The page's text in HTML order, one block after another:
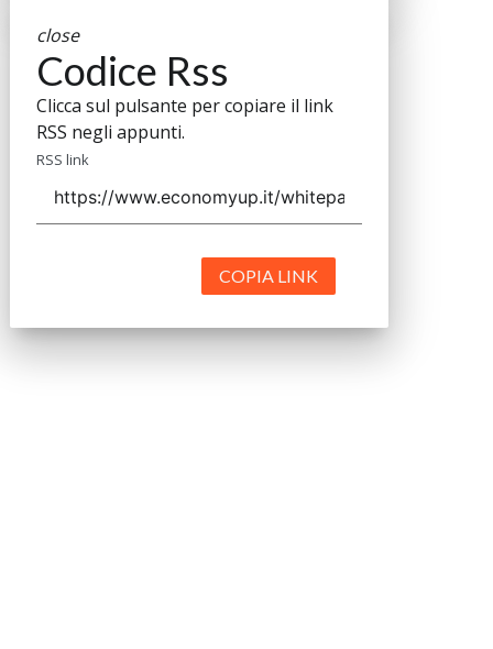
close
Codice Rss
Clicca sul pulsante per copiare il link
RSS negli appunti.
RSS link
COPIA LINK